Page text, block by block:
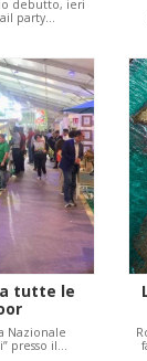
debutto, ieri
party…
tutte le
Nazionale
presso il…